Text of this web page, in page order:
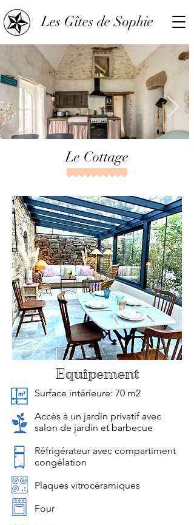
Les Gîtes de Sophie
Le Cottage
Equipement
Surface intérieure: 70 m2
Accès à un jardin privatif avec
salon de jardin et barbecue
Réfrigérateur avec compartiment
congélation
Plaques vitrocéramiques
Four